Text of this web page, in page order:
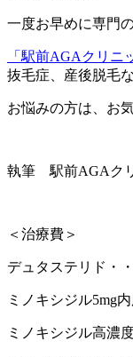
一度お早めに専門
「駅前AGAクリニ
抜毛症、産後脱毛
お悩みの方は、お
執筆 駅前AGAク
＜治療費＞
デュタステリド・
ミノキシジル5mg
ミノキシジル高濃